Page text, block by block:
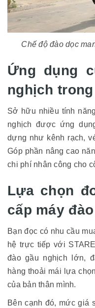
Chế độ đào dọc
Ứng dụng
nghịch
Sở hữu nhiều tính
nghịch được ứng
dựng như kênh rạch,
Góp phần nâng cao
chi phí nhân công cho
Lựa chọn
cấp máy
Bạn đọc có nhu cầu
hệ trực tiếp với
đào gầu nghịch lớn,
hàng thoải mái lựa
của bản thân mình.
Bên cạnh đó, mức giá